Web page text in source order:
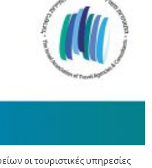
οι τουριστικές υπηρεσίες